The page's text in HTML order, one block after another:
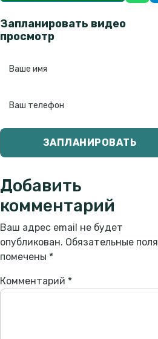
Запланировать видео
просмотр
ЗАПЛАНИРОВАТЬ
Добавить
комментарий
Ваш адрес email не будет
опубликован. Обязательные поля
помечены *
Комментарий *